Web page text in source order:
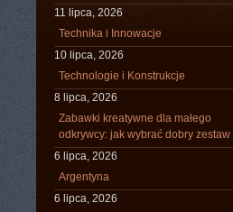
11 lipca, 2026
Technika i Innowacje
10 lipca, 2026
Technologie i Konstrukcje
8 lipca, 2026
Zabawki kreatywne dla małego
odkrywcy: jak wybrać dobry zestaw
6 lipca, 2026
Argentyna
6 lipca, 2026